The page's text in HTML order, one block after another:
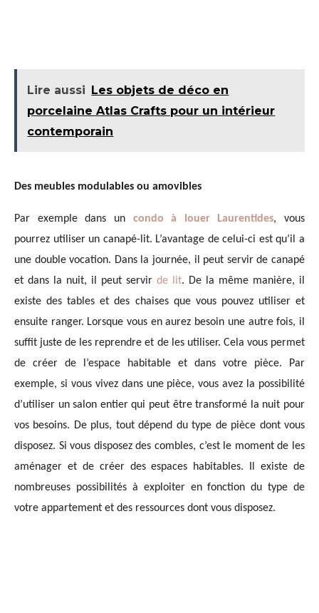
Lire aussi Les objets de déco en
porcelaine Atlas Crafts pour un intérieur
contemporain
Des meubles modulables ou amovibles
Par exemple dans un condo à louer Laurentides, vous
pourrez utiliser un canapé-lit. L’avantage de celui-ci est qu’il a
une double vocation. Dans la journée, il peut servir de canapé
et dans la nuit, il peut servir de lit. De la même manière, il
existe des tables et des chaises que vous pouvez utiliser et
ensuite ranger. Lorsque vous en aurez besoin une autre fois, il
suffit juste de les reprendre et de les utiliser. Cela vous permet
de créer de l’espace habitable et dans votre pièce. Par
exemple, si vous vivez dans une pièce, vous avez la possibilité
d’utiliser un salon entier qui peut être transformé la nuit pour
vos besoins. De plus, tout dépend du type de pièce dont vous
disposez. Si vous disposez des combles, c’est le moment de les
aménager et de créer des espaces habitables. Il existe de
nombreuses possibilités à exploiter en fonction du type de
votre appartement et des ressources dont vous disposez.